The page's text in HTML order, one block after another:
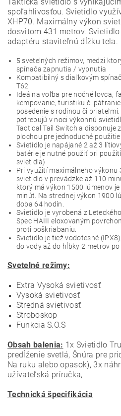
Taktická svietidlo s
spoľahlivosťou. Svietidlo
XHP70. Maximálny výkon
dosvitom 431 metrov.
adaptéru staviteľnú dĺžku tela.
5 svetelných režimov, medzi
spínača zapnutia / vypnutia
Kompatibilný s diaľkovým
T62
Ideálna voľba pre nočné lovca,
kempovanie, turistiku či
posedenie s rodinou či
potrebujú v noci výkonnú
Tactical Tail Switch a disponuje
plochou pre jednoduché
Svietidlo je napájané 2 až 3
batérie je nutné použiť pri
svietidla)
Pri využití maximálneho výkonu
svietidlo v prevádzke až 110
ktorý má výkon 1500 lúmenov
minút. Na strednej výkon 1900
doba 64 hodín.
Svietidlo je vyrobená z
Spec HAIII eloxovaným
proti poškriabaniu.
Svietidlo je tiež vodotesné
do vody až do hĺbky 2 metrov
Svetelné režimy:
Extra Vysoká svietivosť
Vysoká svietivosť
Stredná svietivosť
Stroboskop
Funkcia S.O.S
Obsah balenia: 1x Svietidlo
predĺženie svetlá, Šnúra pre
Na ruku alebo opasok), 3x
užívateľská príručka,
Technická špecifikácia